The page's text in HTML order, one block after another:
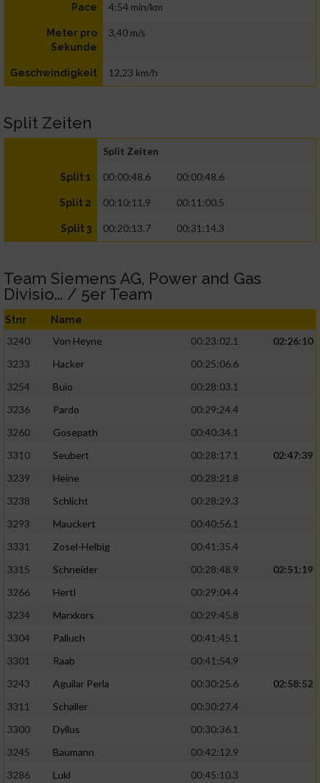
Pace 4:54 min/km
Meter pro
Sekunde
3,40 m/s
Geschwindigkeit 12,23 km/h
Split Zeiten
Split Zeiten
Split 1 00:00:48.6 00:00:48.6
Split 2 00:10:11.9 00:11:00.5
Split 3 00:20:13.7 00:31:14.3
Team Siemens AG, Power and Gas
Divisio... / 5er Team
Stnr Name
3240 Von Heyne 00:23:02.1
02:26:10
3233
Hacker
00:25:06.6
3254
Buio
00:28:03.1
3236
Pardo
00:29:24.4
3260
Gosepath
00:40:34.1
3310
Seubert 00:28:17.1
02:47:39
3239
Heine
00:28:21.8
3238
Schlicht
00:28:29.3
3293
Mauckert
00:40:56.1
3331
Zosel-Helbig
00:41:35.4
3315
Schneider 00:28:48.9
02:51:19
3266
Hertl
00:29:04.4
3234
Marxkors
00:29:45.8
3304
Palluch
00:41:45.1
3301
Raab
00:41:54.9
3243
Aguilar Perla 00:30:25.6
02:58:52
3311
Schaller
00:30:27.4
3300
Dyllus
00:30:36.1
3245
Baumann
00:42:12.9
3286
Lukl 00:45:10.3